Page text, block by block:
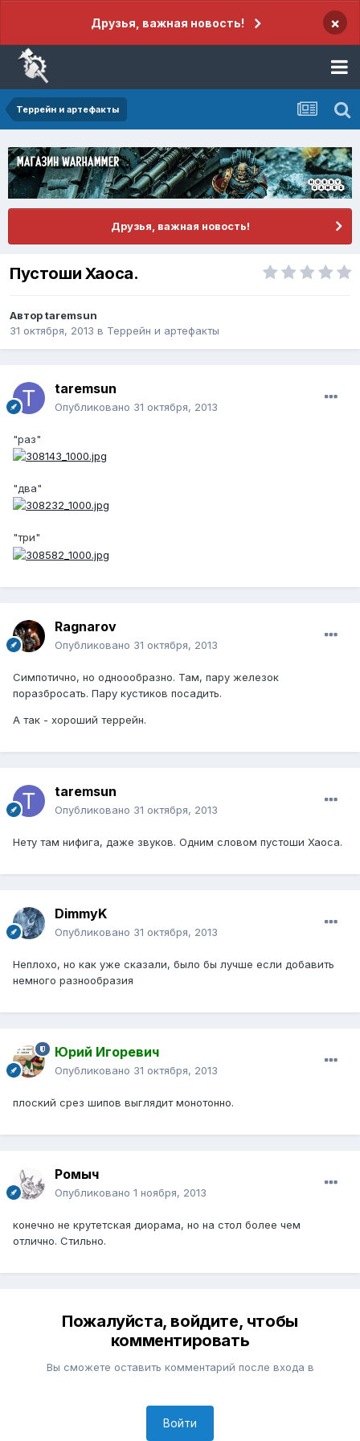
Друзья, важная новость! ×
Террейн и артефакты
Друзья, важная новость!
Пустоши Хаоса.
Авторtaremsun
31 октября, 2013 в Террейн и артефакты
taremsun
Опубликовано 31 октября, 2013
"раз"
"два"
"три"
Ragnarov
Опубликовано 31 октября, 2013
Симпотично, но одноообразно. Там, пару железок
поразбросать. Пару кустиков посадить.
А так - хороший террейн.
taremsun
Опубликовано 31 октября, 2013
Нету там нифига, даже звуков. Одним словом пустоши Хаоса.
DimmyK
Опубликовано 31 октября, 2013
Неплохо, но как уже сказали, было бы лучше если добавить
немного разнообразия
Юрий Игоревич
Опубликовано 31 октября, 2013
плоский срез шипов выглядит монотонно.
Ромыч
Опубликовано 1 ноября, 2013
конечно не крутетская диорама, но на стол более чем
отлично. Стильно.
Пожалуйста, войдите, чтобы
комментировать
Вы сможете оставить комментарий после входа в
Войти